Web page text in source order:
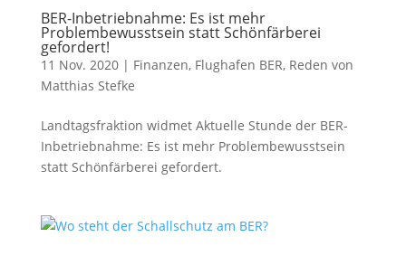
BER-Inbetriebnahme: Es ist mehr
Problembewusstsein statt Schönfärberei
gefordert!
11 Nov. 2020| Finanzen, Flughafen BER, Reden von
Matthias Stefke
Landtagsfraktion widmet Aktuelle Stunde der BER-
Inbetriebnahme: Es ist mehr Problembewusstsein
statt Schönfärberei gefordert.